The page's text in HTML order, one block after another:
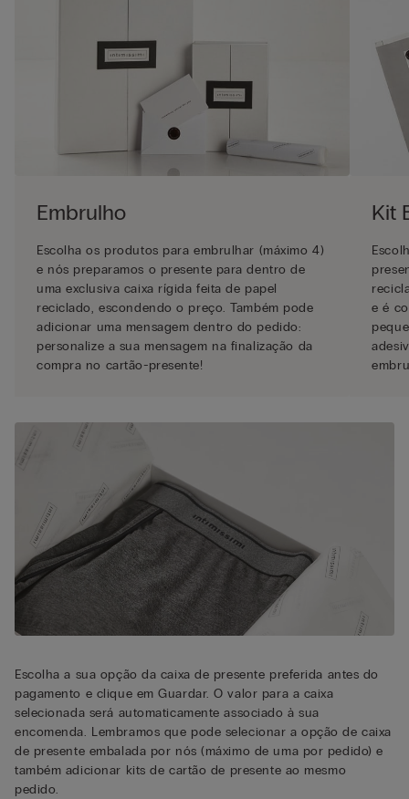
Embrulho
Escolha os produtos para embrulhar (máximo 4)
e nós preparamos o presente para dentro de
uma exclusiva caixa rígida feita de papel
reciclado, escondendo o preço. Também pode
adicionar uma mensagem dentro do pedido:
personalize a sua mensagem na finalização da
compra no cartão-presente!
Kit
e é
Escolha a sua opção da caixa de presente preferida antes do
pagamento e clique em Guardar. O valor para a caixa
selecionada será automaticamente associado à sua
encomenda. Lembramos que pode selecionar a opção de caixa
de presente embalada por nós (máximo de uma por pedido) e
também adicionar kits de cartão de presente ao mesmo
pedido.